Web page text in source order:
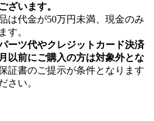
ざいます。
は代金が50万円未満、現金のみ
す。
ーツ代やクレジットカード決済
以前にご購入の方は対象外とな
証書のご提示が条件となります
さい。